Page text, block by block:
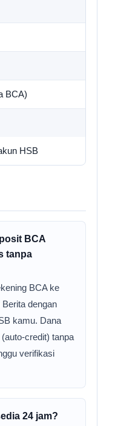
BCA)
HSB
BCA
tanpa
BCA ke
dengan
kamu. Dana
credit) tanpa
verifikasi
24 jam?